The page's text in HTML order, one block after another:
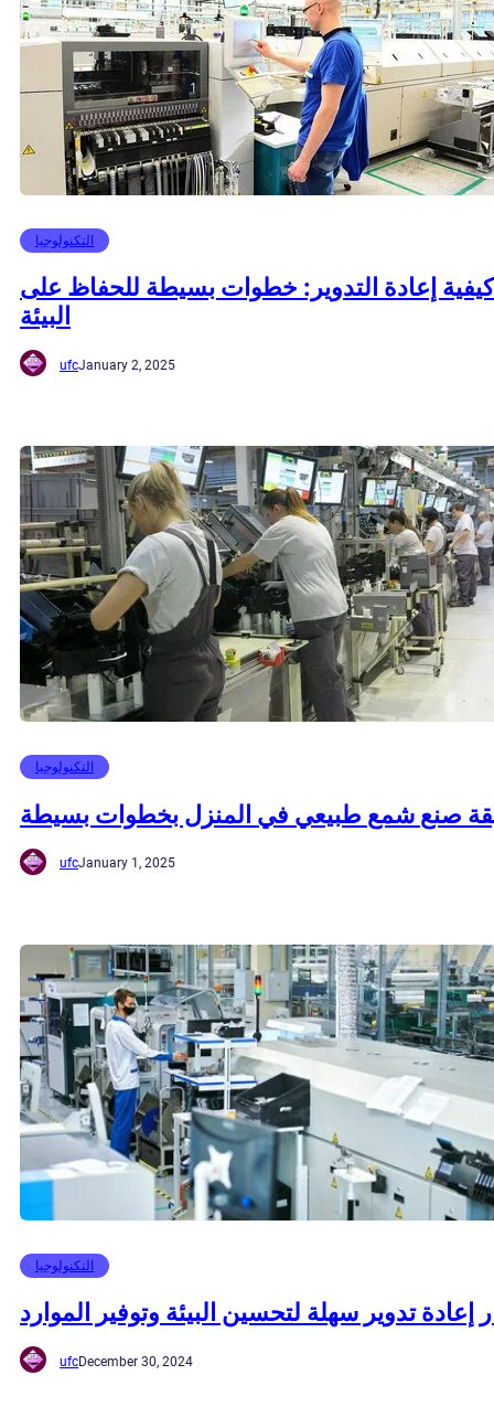
التكنولوجيا
كيفية إعادة التدوير: خطوات بسيطة للحفاظ على
البيئة
ufcJanuary 2, 2025
التكنولوجيا
صنع شمع طبيعي في المنزل بخطوات بسيطة
ufcJanuary 1, 2025
التكنولوجيا
إعادة تدوير سهلة لتحسين البيئة وتوفير الموارد
ufcDecember 30, 2024